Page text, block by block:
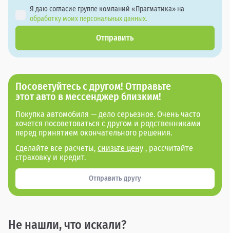
Я даю согласие группе компаний «Прагматика» на
обработку моих персональных данных.
Отправить
Посоветуйтесь с другом! Отправьте
этот авто в мессенджер близким!
Покупка автомобиля — дело серьезное. Очень часто
хочется посоветоваться с другом и родственниками
перед принятием окончательного решения.
Сделайте все расчеты, снизьте цену , рассчитайте
страховку и кредит.
Отправить другу
Не нашли, что искали?